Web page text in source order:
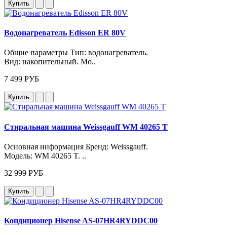
Купить
Водонагреватель Edisson ER 80V
Общие параметры Тип: водонагреватель.
Вид: накопительный. Мо..
7 499 РУБ
Купить
Стиральная машина Weissgauff WM 40265 T
Основная информация Бренд: Weissgauff.
Модель: WM 40265 T. ..
32 999 РУБ
Купить
Кондиционер Hisense AS-07HR4RYDDC00